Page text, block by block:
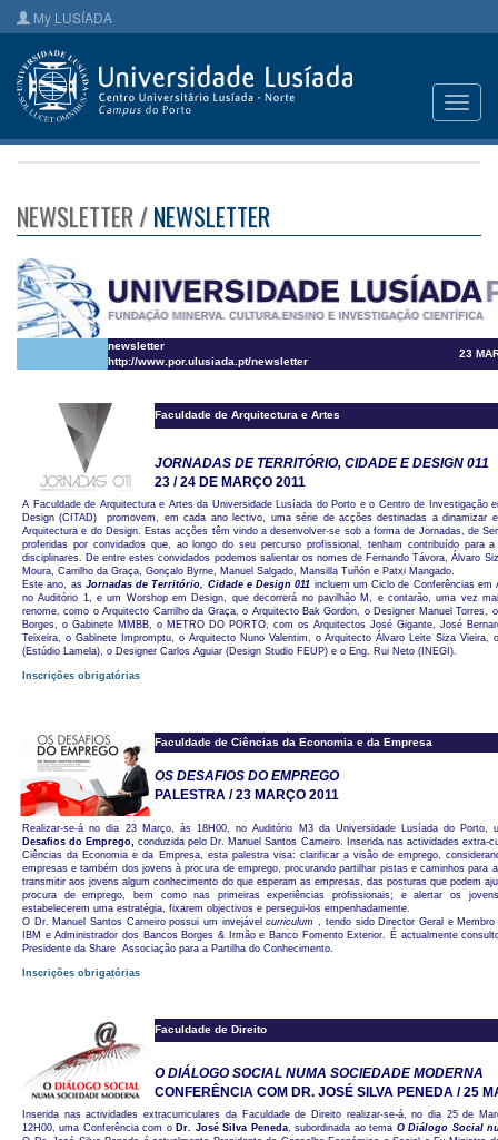
My LUSÍADA
NEWSLETTER /NEWSLETTER
newsletter
http://www.por.ulusiada.pt/newsletter
23
Faculdade de Arquitectura e Artes
JORNADAS DE TERRITÓRIO, CIDADE E DESIGN 011
23 / 24 DE MARÇO 2011
A Faculdade de Arquitectura e Artes da Universidade Lusíada do Porto e o Centro de Investigação
Design (CITAD) promovem, em cada ano lectivo, uma série de acções destinadas a dinamizar
Arquitectura e do Design. Estas acções têm vindo a desenvolver-se sob a forma de Jornadas, de
proferidas por convidados que, ao longo do seu percurso profissional, tenham contribuído para
disciplinares. De entre estes convidados podemos salientar os nomes de Fernando Távora, Álvaro
Moura, Carrilho da Graça, Gonçalo Byrne, Manuel Salgado, Mansilla Tuñón e Patxi Mangado.
Este ano, as Jornadas de Território, Cidade e Design 011 incluem um Ciclo de Conferências em
no Auditório 1, e um Worshop em Design, que decorrerá no pavilhão M, e contarão, uma vez
renome, como o Arquitecto Carrilho da Graça, o Arquitecto Bak Gordon, o Designer Manuel Torres,
Borges, o Gabinete MMBB, o METRO DO PORTO, com os Arquitectos José Gigante, José
Teixeira, o Gabinete Impromptu, o Arquitecto Nuno Valentim, o Arquitecto Álvaro Leite Siza Vieira,
(Estúdio Lamela), o Designer Carlos Aguiar (Design Studio FEUP) e o Eng. Rui Neto (INEGI).
Inscrições obrigatórias
Faculdade de Ciências da Economia e da Empresa
OS DESAFIOS DO EMPREGO
PALESTRA / 23 MARÇO 2011
Realizar-se-á no dia 23 Março, às 18H00, no Auditório M3 da Universidade Lusíada do Porto,
Desafios do Emprego,conduzida pelo Dr. Manuel Santos Carneiro. Inserida nas actividades extra-
Ciências da Economia e da Empresa, esta palestra visa: clarificar a visão de emprego,
empresas e também dos jovens à procura de emprego, procurando partilhar pistas e caminhos para
transmitir aos jovens algum conhecimento do que esperam as empresas, das posturas que podem
procura de emprego, bem como nas primeiras experiências profissionais; e alertar os
estabelecerem uma estratégia, fixarem objectivos e persegui-los empenhadamente.
O Dr. Manuel Santos Carneiro possui um invejávelcurriculum, tendo sido Director Geral e
IBM e Administrador dos Bancos Borges & Irmão e Banco Fomento Exterior. É actualmente
Presidente da Share  Associação para a Partilha do Conhecimento.
Inscrições obrigatórias
Faculdade de Direito
O DIÁLOGO SOCIAL NUMA SOCIEDADE MODERNA
CONFERÊNCIA COM DR. JOSÉ SILVA PENEDA / 25
Inserida nas actividades extracurriculares da Faculdade de Direito realizar-se-á, no dia 25 de
12H00, uma Conferência com o Dr. José Silva Peneda, subordinada ao tema O Diálogo Social